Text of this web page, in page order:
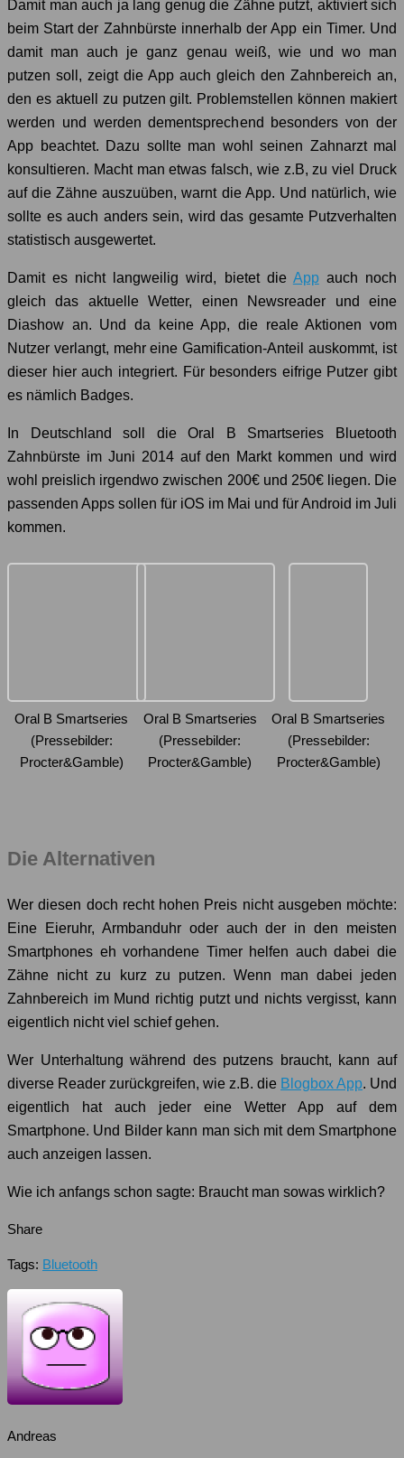
Damit man auch ja lang genug die Zähne putzt, aktiviert sich
beim Start der Zahnbürste innerhalb der App ein Timer. Und
damit man auch je ganz genau weiß, wie und wo man
putzen soll, zeigt die App auch gleich den Zahnbereich an,
den es aktuell zu putzen gilt. Problemstellen können makiert
werden und werden dementsprechend besonders von der
App beachtet. Dazu sollte man wohl seinen Zahnarzt mal
konsultieren. Macht man etwas falsch, wie z.B, zu viel Druck
auf die Zähne auszuüben, warnt die App. Und natürlich, wie
sollte es auch anders sein, wird das gesamte Putzverhalten
statistisch ausgewertet.
Damit es nicht langweilig wird, bietet die Appauch noch
gleich das aktuelle Wetter, einen Newsreader und eine
Diashow an. Und da keine App, die reale Aktionen vom
Nutzer verlangt, mehr eine Gamification-Anteil auskommt, ist
dieser hier auch integriert. Für besonders eifrige Putzer gibt
es nämlich Badges.
In Deutschland soll die Oral B Smartseries Bluetooth
Zahnbürste im Juni 2014 auf den Markt kommen und wird
wohl preislich irgendwo zwischen 200€ und 250€ liegen. Die
passenden Apps sollen für iOS im Mai und für Android im Juli
kommen.
Oral B Smartseries
(Pressebilder:
Procter&Gamble)
Oral B Smartseries
(Pressebilder:
Procter&Gamble)
Oral B Smartseries
(Pressebilder:
Procter&Gamble)
Die Alternativen
Wer diesen doch recht hohen Preis nicht ausgeben möchte:
Eine Eieruhr, Armbanduhr oder auch der in den meisten
Smartphones eh vorhandene Timer helfen auch dabei die
Zähne nicht zu kurz zu putzen. Wenn man dabei jeden
Zahnbereich im Mund richtig putzt und nichts vergisst, kann
eigentlich nicht viel schief gehen.
Wer Unterhaltung während des putzens braucht, kann auf
diverse Reader zurückgreifen, wie z.B. die Blogbox App. Und
eigentlich hat auch jeder eine Wetter App auf dem
Smartphone. Und Bilder kann man sich mit dem Smartphone
auch anzeigen lassen.
Wie ich anfangs schon sagte: Braucht man sowas wirklich?
Share
Tags: Bluetooth
Andreas